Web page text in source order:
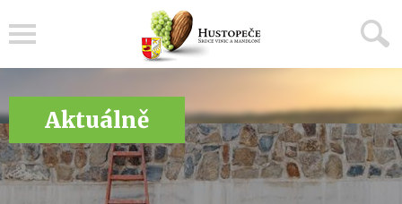
Aktuálně